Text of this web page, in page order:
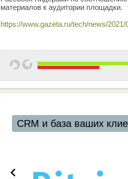
материалов к аудитории площадки.
https://www.gazeta.ru/tech/news/
CRM и база ваших